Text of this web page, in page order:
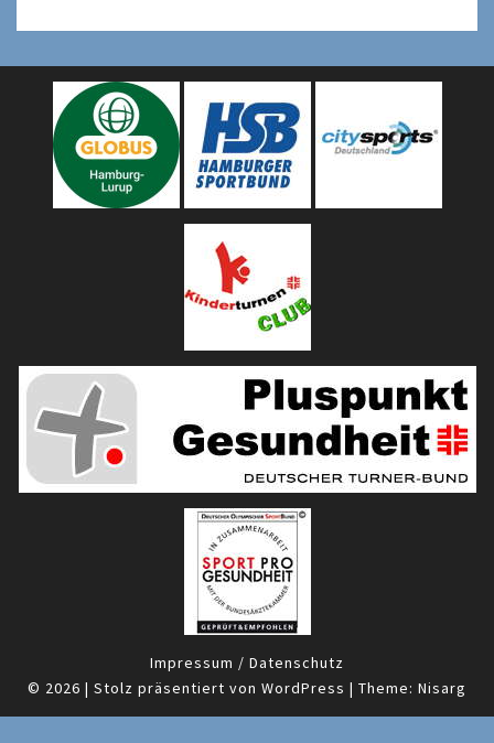
Impressum / Datenschutz
© 2026 | Stolz präsentiert von WordPress | Theme: Nisarg